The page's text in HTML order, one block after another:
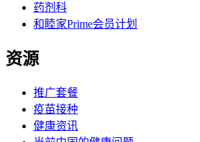
药剂科
和睦家Prime会员计划
资源
推广套餐
疫苗接种
健康资讯